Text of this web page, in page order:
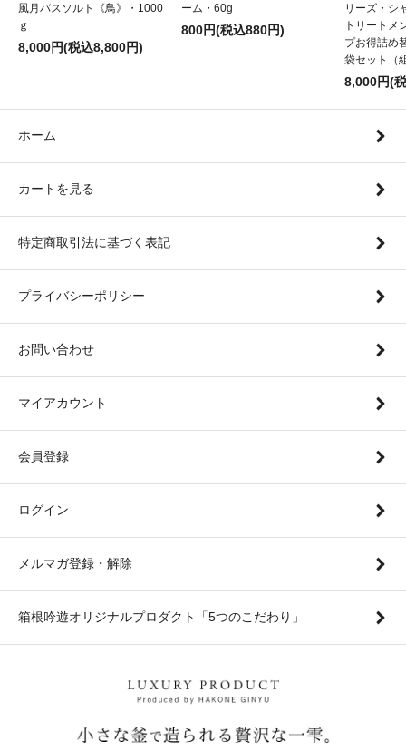
風月バスソルト《鳥》・1000
ｇ
8,000円(税込8,800円)
ーム・60g
800円(税込880円)
リーズ・シ
トリートメ
プお得詰め
袋セット（
8,000円(
ホーム
カートを見る
特定商取引法に基づく表記
プライバシーポリシー
お問い合わせ
マイアカウント
会員登録
ログイン
メルマガ登録・解除
箱根吟遊オリジナルプロダクト「5つのこだわり」